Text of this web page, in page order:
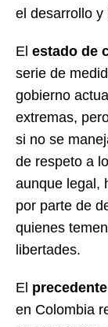
el desarrollo y
El estado de
serie de
gobierno
extremas,
si no se
de respeto a
aunque legal,
por parte de
quienes
libertades.
El
en Colombia